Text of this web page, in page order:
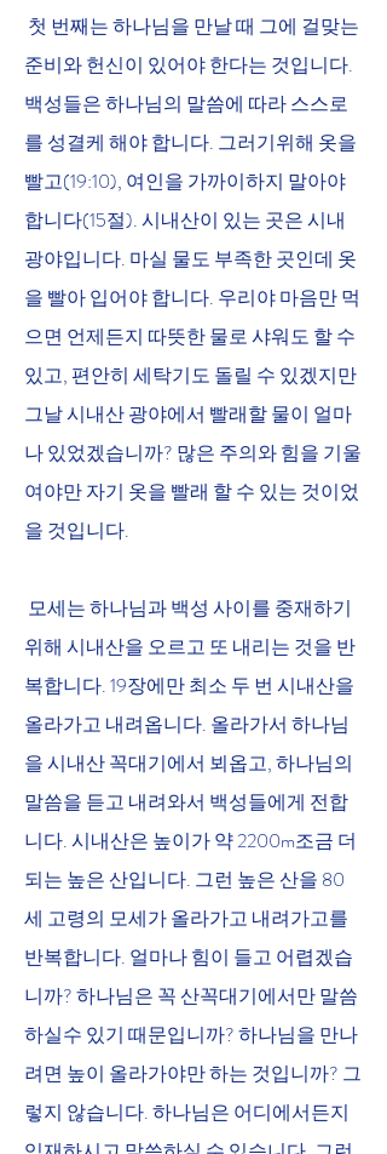
준비와 헌신이 있어야 한다는 것입니다.
백성들은 하나님의 말씀에 따라 스스로
를 성결케 해야 합니다. 그러기위해 옷을
빨고(19:10), 여인을 가까이하지 말아야
합니다(15절). 시내산이 있는 곳은 시내
광야입니다. 마실 물도 부족한 곳인데 옷
을 빨아 입어야 합니다. 우리야 마음만 먹
으면 언제든지 따뜻한 물로 샤워도 할 수
있고, 편안히 세탁기도 돌릴 수 있겠지만
그날 시내산 광야에서 빨래할 물이 얼마
나 있었겠습니까? 많은 주의와 힘을 기울
여야만 자기 옷을 빨래 할 수 있는 것이었
을 것입니다.
위해 시내산을 오르고 또 내리는 것을 반
복합니다. 19장에만 최소 두 번 시내산을
올라가고 내려옵니다. 올라가서 하나님
을 시내산 꼭대기에서 뵈옵고, 하나님의
말씀을 듣고 내려와서 백성들에게 전합
니다. 시내산은 높이가 약 2200m조금 더
되는 높은 산입니다. 그런 높은 산을 80
세 고령의 모세가 올라가고 내려가고를
반복합니다. 얼마나 힘이 들고 어렵겠습
니까? 하나님은 꼭 산꼭대기에서만 말씀
하실수 있기 때문입니까? 하나님을 만나
려면 높이 올라가야만 하는 것입니까? 그
렇지 않습니다. 하나님은 어디에서든지